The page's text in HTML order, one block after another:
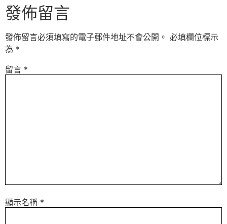
發佈留言
發佈留言必須填寫的電子郵件地址不會公開。 必填欄位標示
為 *
留言 *
顯示名稱 *